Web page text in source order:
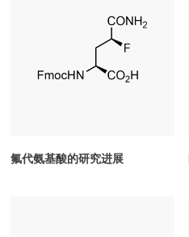
氟代氨基酸的研究进展